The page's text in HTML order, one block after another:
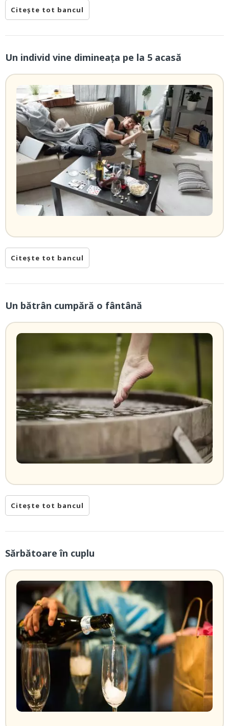
Citește tot bancul
Un individ vine dimineaţa pe la 5 acasă
Citește tot bancul
Un bătrân cumpără o fântână
Citește tot bancul
Sărbătoare în cuplu